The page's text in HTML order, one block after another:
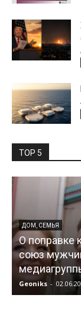
TOP 5
ДОМ, СЕМЬЯ
О поправке
союз
Geoniks -